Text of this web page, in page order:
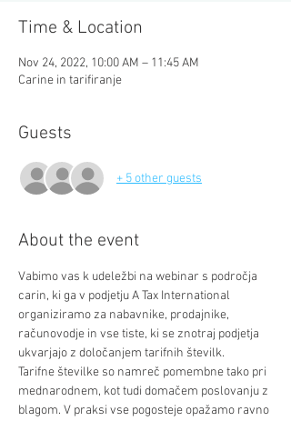
Time & Location
Nov 24, 2022, 10:00 AM – 11:45 AM
Carine in tarifiranje
Guests
+ 5 other guests
About the event
Vabimo vas k udeležbi na webinar s področja
carin, ki ga v podjetju A Tax International
organiziramo za nabavnike, prodajnike,
računovodje in vse tiste, ki se znotraj podjetja
ukvarjajo z določanjem tarifnih številk.
Tarifne številke so namreč pomembne tako pri
mednarodnem, kot tudi domačem poslovanju z
blagom. V praksi vse pogosteje opažamo ravno